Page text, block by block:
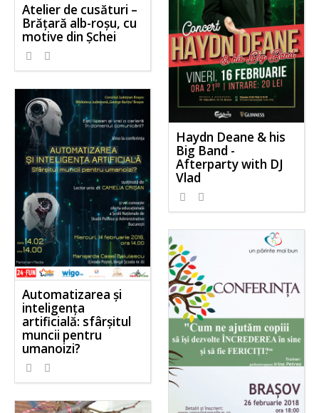
Atelier de cusături –
Brățară alb-roșu, cu
motive din Șchei
Haydn Deane & his
Big Band -
Afterparty with DJ
Vlad
Automatizarea şi
inteligenţa
artificială: sfârşitul
muncii pentru
umanoizi?